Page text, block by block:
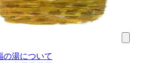
の湯について